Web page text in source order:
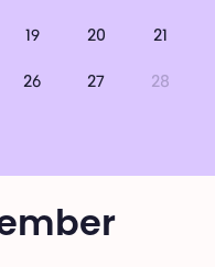
19 20 21
26 27 28